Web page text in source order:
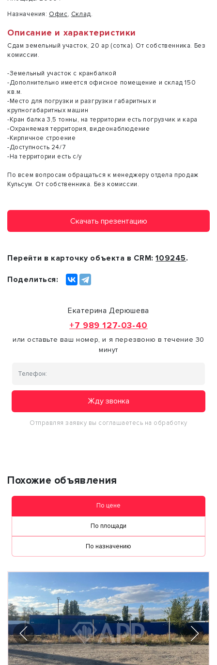
Назначения: Офис, Склад.
Описание и характеристики
Сдам земельный участок, 20 ар (сотка). От собственника. Без
комиссии.
-Земельный участок с кранбалкой
-Дополнительно имеется офисное помещение и склад 150
кв.м.
-Место для погрузки и разгрузки габаритных и
крупногабаритных машин
-Кран балка 3,5 тонны, на территории есть погрузчик и кара
-Охраняемая территория, видеонаблюдение
-Кирпичное строение
-Доступность 24/7
-На территории есть с/у
По всем вопросам обращаться к менеджеру отдела продаж
Кульсум. От собственника. Без комиссии.
Скачать презентацию
Перейти в карточку объекта в CRM:109245.
Поделиться:
Екатерина Дерюшева
+7 989 127-03-40
или оставьте ваш номер, и я перезвоню в течение 30
минут
Жду звонка
Отправляя заявку вы соглашаетесь на обработку
Похожие объявления
По цене
По площади
По назначению